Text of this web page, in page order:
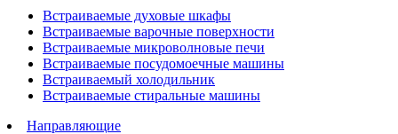
Встраиваемые духовые шкафы
Встраиваемые варочные поверхности
Встраиваемые микроволновые печи
Встраиваемые посудомоечные машины
Встраиваемый холодильник
Встраиваемые стиральные машины
Направляющие